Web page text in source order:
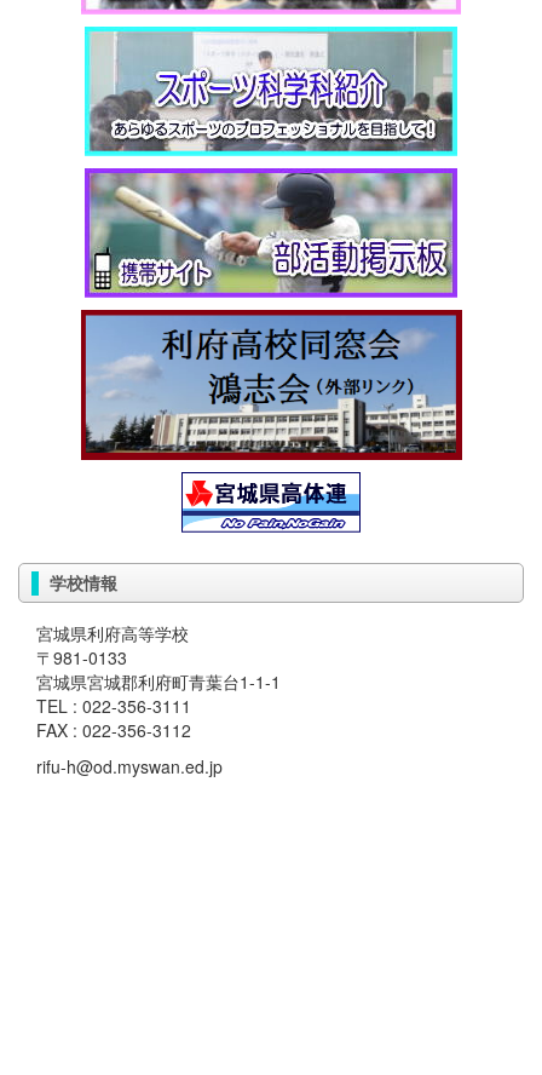
学校情報
宮城県利府高等学校
〒981-0133
宮城県宮城郡利府町青葉台1-1-1
TEL : 022-356-3111
FAX : 022-356-3112
rifu-h@od.myswan.ed.jp